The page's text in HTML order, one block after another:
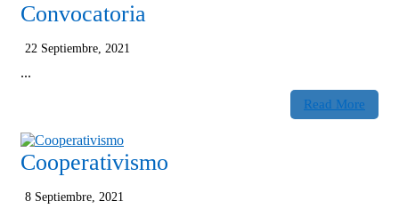
Convocatoria
22 Septiembre, 2021
...
Read More
Cooperativismo
8 Septiembre, 2021